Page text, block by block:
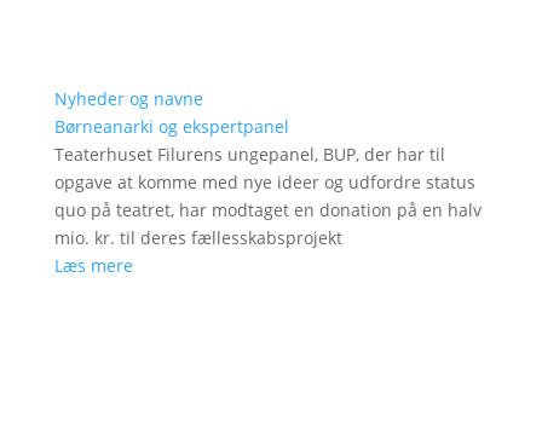
Nyheder og navne
Børneanarki og ekspertpanel
Teaterhuset Filurens ungepanel, BUP, der har til
opgave at komme med nye ideer og udfordre status
quo på teatret, har modtaget en donation på en halv
mio. kr. til deres fællesskabsprojekt
Læs mere